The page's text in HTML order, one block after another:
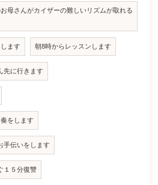
母さんがカイザーの難しいリズムが取れる
ます 朝8時からレッスンします
先に行きます
をします
手伝いをします
１５分復讐